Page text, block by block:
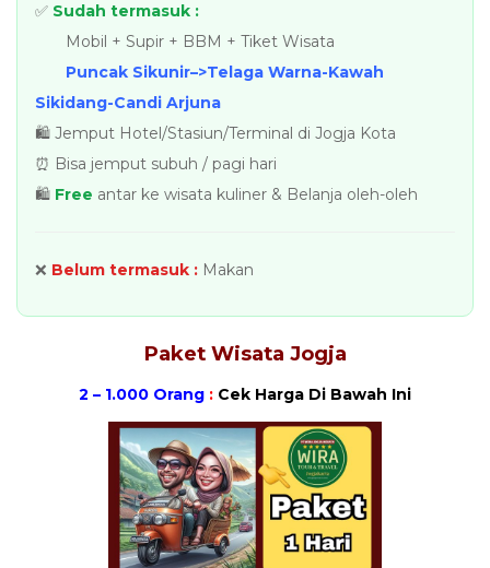
✅ Sudah termasuk :
Mobil + Supir + BBM + Tiket Wisata
Puncak Sikunir–>Telaga Warna-Kawah
Sikidang-Candi Arjuna
🛍️ Jemput Hotel/Stasiun/Terminal di Jogja Kota
⏰ Bisa jemput subuh / pagi hari
🛍️ Free antar ke wisata kuliner & Belanja oleh-oleh
❌ Belum termasuk : Makan
Paket Wisata Jogja
2 – 1.000 Orang : Cek Harga Di Bawah Ini